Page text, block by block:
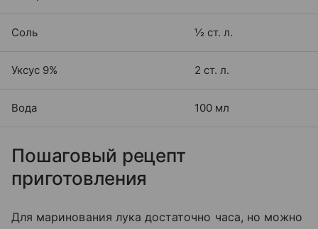
Соль ½ ст. л.
Уксус 9% 2 ст. л.
Вода 100 мл
Пошаговый рецепт
приготовления
Для маринования лука достаточно часа, но можно